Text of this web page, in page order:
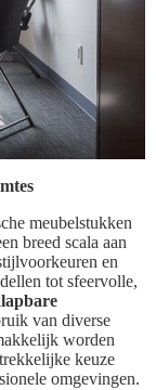
meubelstukken
breed scala aan
en
tot sfeervolle,
van diverse
worden
keuze
omgevingen.